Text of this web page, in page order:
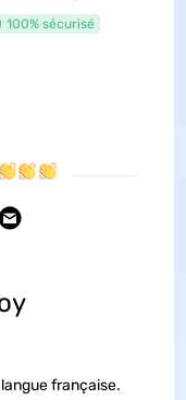
100% sécurisé
française.